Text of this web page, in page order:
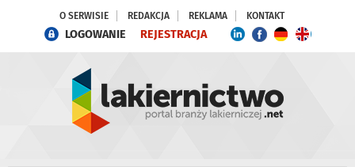
O SERWISIE REDAKCJA REKLAMA KONTAKT
LOGOWANIE REJESTRACJA